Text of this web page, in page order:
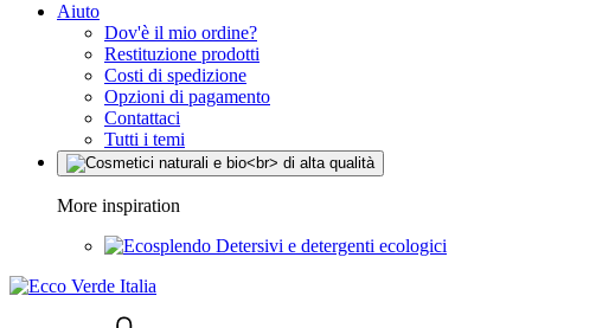
Aiuto
Dov'è il mio ordine?
Restituzione prodotti
Costi di spedizione
Opzioni di pagamento
Contattaci
Tutti i temi
More inspiration
Detersivi e detergenti ecologici